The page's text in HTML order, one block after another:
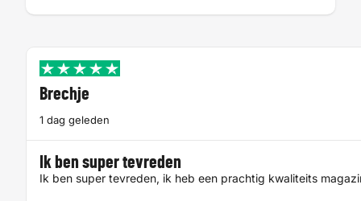
Brechje
1 dag geleden
Ik ben super tevreden
Ik ben super tevreden, ik heb een prachtig kwaliteits